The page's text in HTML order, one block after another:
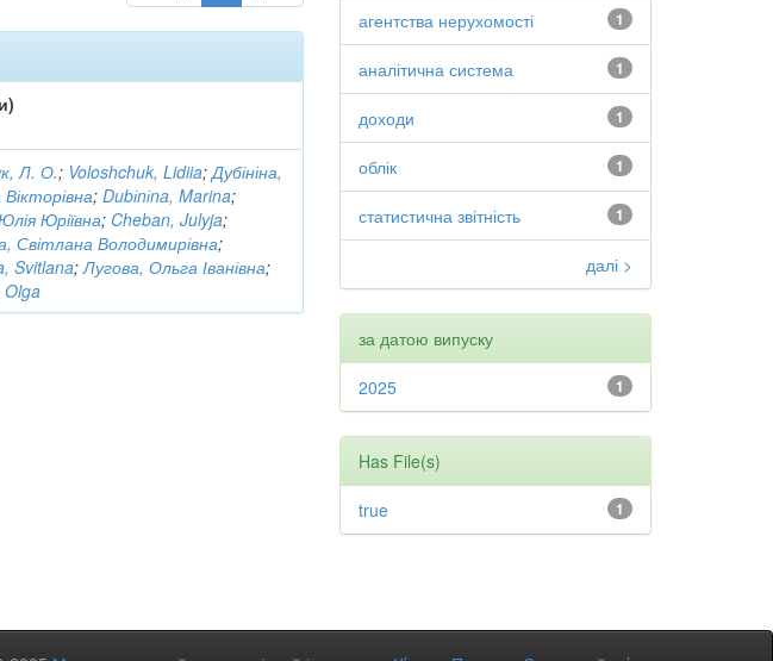
Л. О.; Voloshchuk, Lidiia;Дубініна,
;Dubіnіna, Marina;
Юріївна; Cheban, Julyja;
Світлана Володимирівна;
Svitlana;Лугова, Ольга Іванівна;
Olga
1
агентства нерухомості
1
аналітична система
1
доходи
1
облік
1
статистична звітність
далі >
за датою випуску
1
2025
Has File(s)
1
true